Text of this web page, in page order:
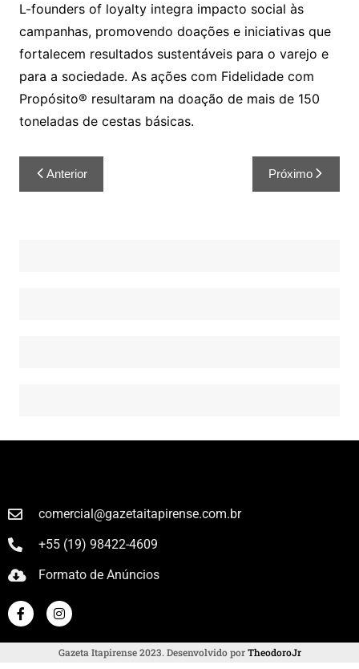
L-founders of loyalty integra impacto social às
campanhas, promovendo doações e iniciativas que
fortalecem resultados sustentáveis para o varejo e
para a sociedade. As ações com Fidelidade com
Propósito® resultaram na doação de mais de 150
toneladas de cestas básicas.
Anterior Próximo
comercial@gazetaitapirense.com.br
+55 (19) 98422-4609
Formato de Anúncios
Gazeta Itapirense 2023. Desenvolvido porTheodoroJr